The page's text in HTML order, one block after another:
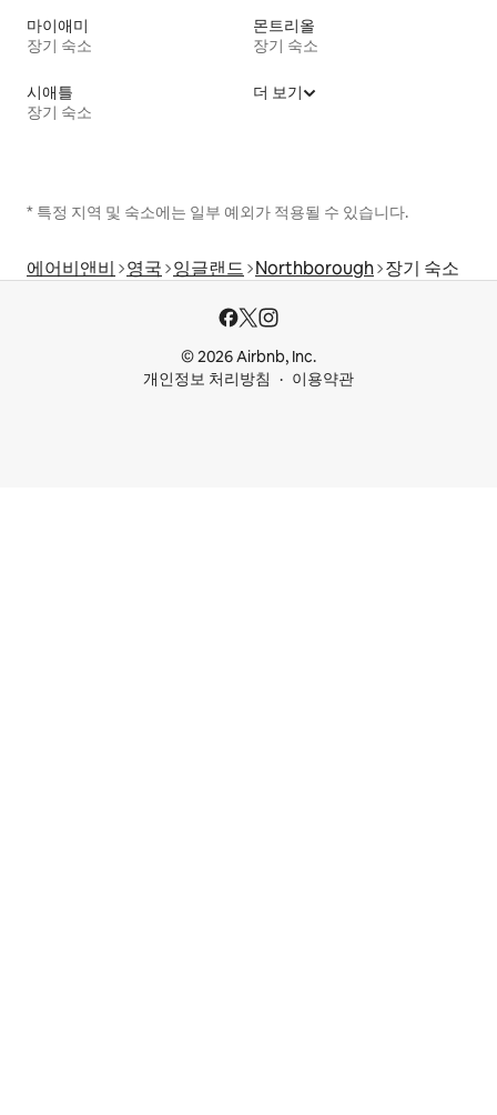
마이애미
장기 숙소
몬트리올
장기 숙소
시애틀
장기 숙소
더 보기
* 특정 지역 및 숙소에는 일부 예외가 적용될 수 있습니다.
에어비앤비 영국 잉글랜드 Northborough 장기 숙소
© 2026 Airbnb, Inc.
개인정보 처리방침
이용약관